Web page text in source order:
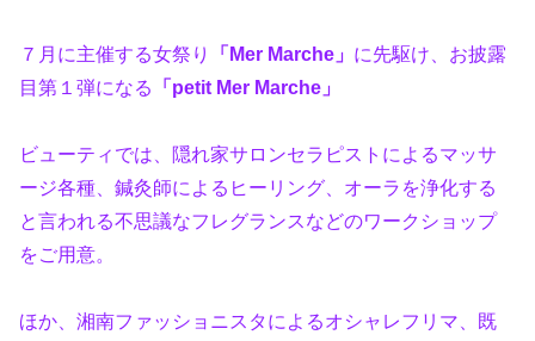
７月に主催する女祭り 「Mer Marche」 に先駆け、お披露
目第１弾になる
「petit Mer Marche」
ビューティでは、隠れ家サロンセラピストによるマッサ
ージ各種、鍼灸師によるヒーリング、オーラを浄化する
と言われる不思議なフレグランスなどのワークショップ
をご用意。
ほか、湘南ファッショニスタによるオシャレフリマ、既